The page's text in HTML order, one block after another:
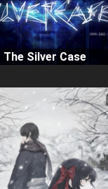
The Silver Case